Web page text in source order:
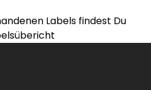
Labels findest Du